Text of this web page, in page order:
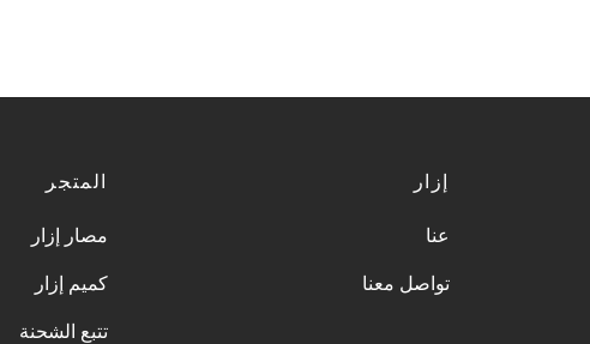
إزار
عنا
تواصل معنا
المتجر
مصار إزار
كميم إزار
تتبع الشحنة